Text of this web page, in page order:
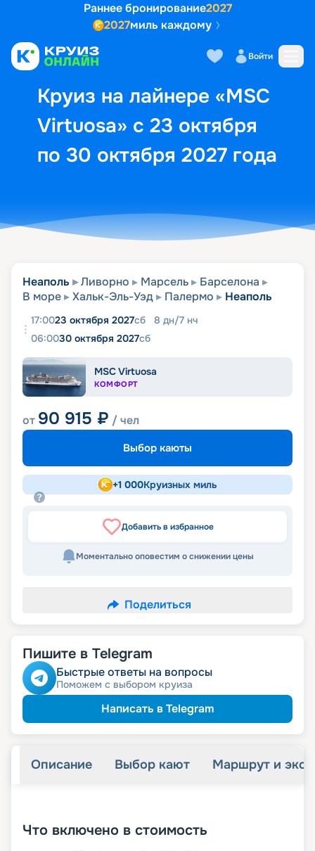
Раннее бронирование2027
2027миль каждому
Войти
Круиз на лайнере «MSC
Virtuosa» с 23 октября
по 30 октября 2027 года
Выбор кают Маршрут и
Неаполь Ливорно Марсель
Барселона
В море
Хальк-Эль-Уэд Палермо Неаполь
17:0023 октября 2027сб 8 дн/7 нч
06:0030 октября 2027сб
MSC Virtuosa
КОМФОРТ
от 90 915 ₽ / чел
Выбор каюты
+1 000Круизных миль
Добавить в избранное
Моментально оповестим о снижении цены
Поделиться
Пишите в Telegram
Быстрые ответы на вопросы
Поможем с выбором круиза
Написать в Telegram
Описание Выбор кают Маршрут и
Что включено в стоимость